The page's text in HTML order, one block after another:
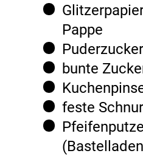
Pappe
Puderzucker
bunte
feste Schnur